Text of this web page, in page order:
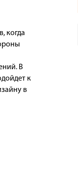
когда
В
к
в